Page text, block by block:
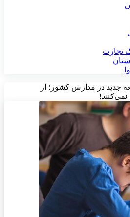
تجارت
جدید در مدارس کشور؛ از